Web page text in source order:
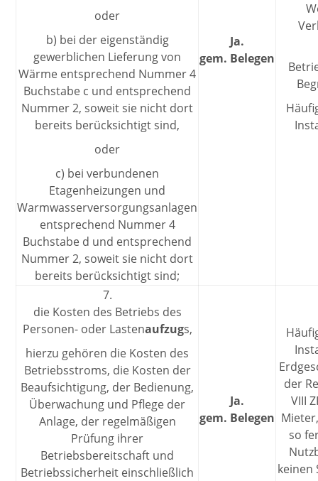
oder
b) bei der eigenständig
gewerblichen Lieferung von
Wärme entsprechend Nummer 4
Buchstabe c und entsprechend
Nummer 2, soweit sie nicht dort
bereits berücksichtigt sind,
oder
c) bei verbundenen
Etagenheizungen und
Warmwasserversorgungsanlagen
entsprechend Nummer 4
Buchstabe d und entsprechend
Nummer 2, soweit sie nicht dort
bereits berücksichtigt sind;
Ja.
gem. Belegen
7.
die Kosten des Betriebs des
Personen- oder Lastenaufzugs,
hierzu gehören die Kosten des
Betriebsstroms, die Kosten der
Beaufsichtigung, der Bedienung,
Überwachung und Pflege der
Anlage, der regelmäßigen
Prüfung ihrer
Betriebsbereitschaft und
Betriebssicherheit einschließlich
Ja.
gem. Belegen
der
VIII
so
keinen